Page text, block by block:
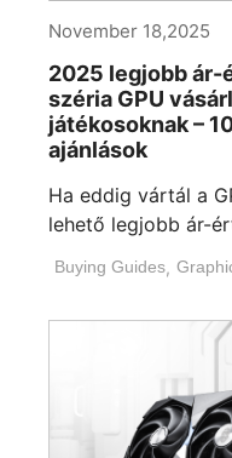
November 18,2025
2025 legjobb ár-
széria GPU
játékosoknak –
ajánlások
Ha eddig vártál a
lehető legjobb ár-
Buying Guides,